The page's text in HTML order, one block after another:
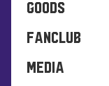
GOODS
FANCLUB
MEDIA